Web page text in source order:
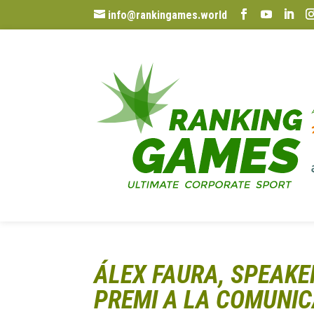
info@rankingames.world
ÁLEX FAURA,
PREMI A LA